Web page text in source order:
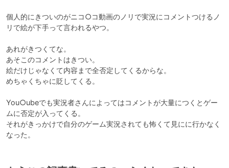
個人的にきついのがニコ○コ動画のノリで実況にコメントつけるノ
リで絵が下手って言われるやつ。
あれがきつくてな。
あそこのコメントはきつい。
絵だけじゃなくて内容まで全否定してくるからな。
めちゃくちゃに貶してくる。
You○ubeでも実況者さんによってはコメントが大量につくとゲー
ムに否定が入ってくる。
それがきっかけで自分のゲーム実況されても怖くて見にに行かなく
なった。